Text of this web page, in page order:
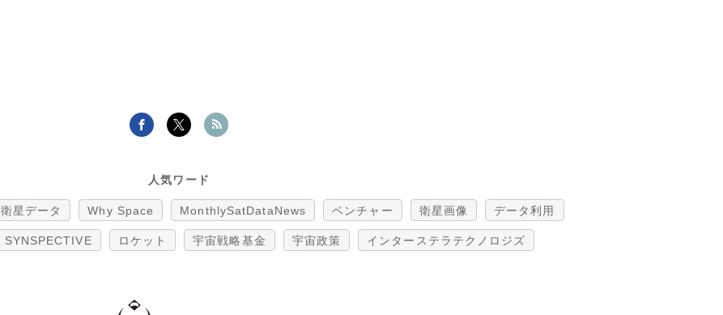
人気ワード
衛星データ Why Space MonthlySatDataNews ベンチャー 衛星画像 データ利用
SYNSPECTIVE ロケット 宇宙戦略基金 宇宙政策 インターステラテクノロジズ